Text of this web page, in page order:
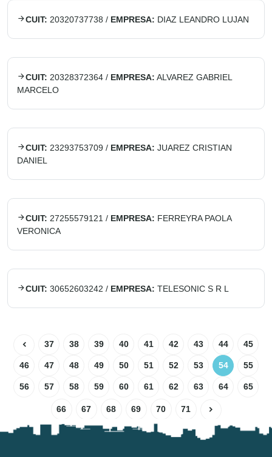
CUIT: 20320737738 / EMPRESA: DIAZ LEANDRO LUJAN
CUIT: 20328372364 / EMPRESA: ALVAREZ GABRIEL
MARCELO
CUIT: 23293753709 / EMPRESA: JUAREZ CRISTIAN
DANIEL
CUIT: 27255579121 / EMPRESA: FERREYRA PAOLA
VERONICA
CUIT: 30652603242 / EMPRESA: TELESONIC S R L
37 38 39 40 41 42 43 44 45
46 47 48 49 50 51 52 53 54 55
56 57 58 59 60 61 62 63 64 65
66 67 68 69 70 71